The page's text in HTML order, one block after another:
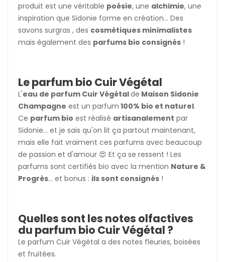
produit est une véritable poésie, une alchimie, une
inspiration que Sidonie forme en création... Des
savons surgras , des cosmétiques minimalistes
mais également des parfums bio consignés !
Le parfum bio Cuir Végétal
L'eau de parfum Cuir Végétalde Maison Sidonie
Champagne est un parfum 100% bio et naturel.
Ce parfum bio est réalisé artisanalement par
Sidonie... et je sais qu'on lit ça partout maintenant,
mais elle fait vraiment ces parfums avec beaucoup
de passion et d'amour 😍 Et ça se ressent ! Les
parfums sont certifiés bio avec la mention Nature &
Progrès... et bonus : ils sont consignés !
Quelles sont les notes olfactives
du parfum bio Cuir Végétal ?
Le parfum Cuir Végétal a des notes fleuries, boisées
et fruitées.